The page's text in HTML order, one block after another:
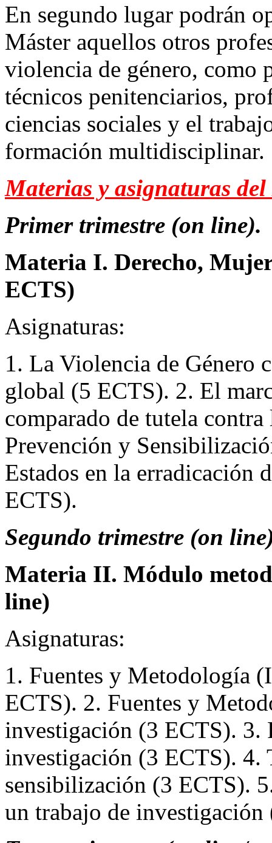
En segundo lugar podrán
Máster aquellos otros
violencia de género, como
técnicos penitenciarios,
ciencias sociales y el
formación multidisciplinar.
Materias y asignaturas
Primer trimestre (on line).
Materia I. Derecho,
ECTS)
Asignaturas:
1. La Violencia de Género
global (5 ECTS). 2. El
comparado de tutela
Prevención y
Estados en la erradicación
ECTS).
Segundo trimestre (on
Materia II. Módulo
line)
Asignaturas:
1. Fuentes y Metodología
ECTS). 2. Fuentes y
investigación (3 ECTS). 3.
investigación (3 ECTS). 4.
sensibilización (3 ECTS).
un trabajo de investigación